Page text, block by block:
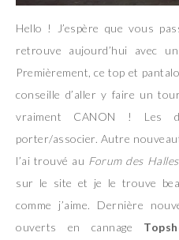
Hello ! J’espère que vous
retrouve aujourd’hui avec
Premièrement, ce top et
conseille d’aller y faire un
vraiment CANON ! Les
porter/associer. Autre
l’ai trouvé au Forum des Halles
sur le site et je le trouve
comme j’aime. Dernière
ouverts en cannage